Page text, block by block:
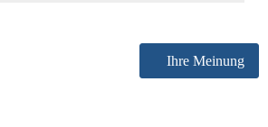
Ihre Meinung